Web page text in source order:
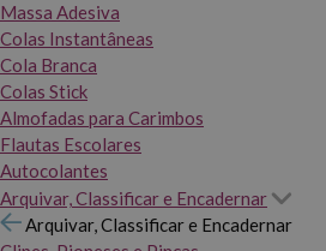
Massa Adesiva
Colas Instantâneas
Cola Branca
Colas Stick
Almofadas para Carimbos
Flautas Escolares
Autocolantes
Arquivar, Classificar e Encadernar
Arquivar, Classificar e Encadernar